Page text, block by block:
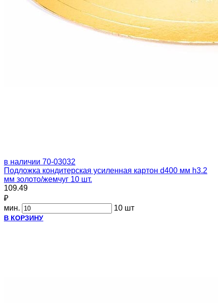
в наличии 70-03032
Подложка кондитерская усиленная картон d400 мм h3.2
мм золото/жемчуг 10 шт.
109.49
₽
мин.
10 шт
В КОРЗИНУ